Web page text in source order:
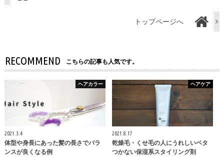
トップページへ
RECOMMEND こちらの記事も人気です。
ヘアカラー
2021.3.4
体型や身長にあった髪の長さでバラ
ンスが良くなる例
ヘアケア
2021.8.17
乾燥毛・くせ毛の人にうれしいベタ
つかない保湿系スタイリング剤